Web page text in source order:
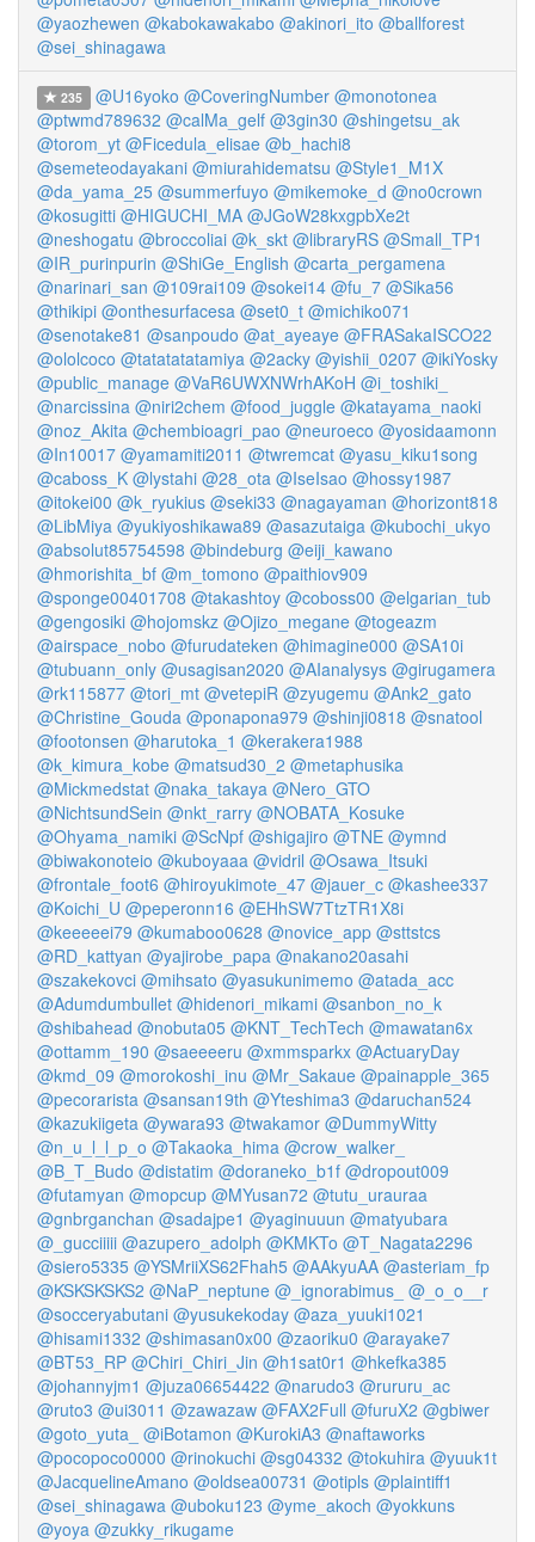
@yaozhewen @kabokawakabo @akinori_ito @ballforest
@sei_shinagawa
235 @U16yoko @CoveringNumber @monotonea
@ptwmd789632 @calMa_gelf @3gin30 @shingetsu_ak
@torom_yt @Ficedula_elisae @b_hachi8
@semeteodayakani @miurahidematsu @Style1_M1X
@da_yama_25 @summerfuyo @mikemoke_d @no0crown
@kosugitti @HIGUCHI_MA @JGoW28kxgpbXe2t
@neshogatu @broccoliai @k_skt @libraryRS @Small_TP1
@IR_purinpurin @ShiGe_English @carta_pergamena
@narinari_san @109rai109 @sokei14 @fu_7 @Sika56
@thikipi @onthesurfacesa @set0_t @michiko071
@senotake81 @sanpoudo @at_ayeaye @FRASakaISCO22
@ololcoco @tatatatatamiya @2acky @yishii_0207 @ikiYosky
@public_manage @VaR6UWXNWrhAKoH @i_toshiki_
@narcissina @niri2chem @food_juggle @katayama_naoki
@noz_Akita @chembioagri_pao @neuroeco @yosidaamonn
@In10017 @yamamiti2011 @twremcat @yasu_kiku1song
@caboss_K @lystahi @28_ota @IseIsao @hossy1987
@itokei00 @k_ryukius @seki33 @nagayaman @horizont818
@LibMiya @yukiyoshikawa89 @asazutaiga @kubochi_ukyo
@absolut85754598 @bindeburg @eiji_kawano
@hmorishita_bf @m_tomono @paithiov909
@sponge00401708 @takashtoy @coboss00 @elgarian_tub
@gengosiki @hojomskz @Ojizo_megane @togeazm
@airspace_nobo @furudateken @himagine000 @SA10i
@tubuann_only @usagisan2020 @AIanalysys @girugamera
@rk115877 @tori_mt @vetepiR @zyugemu @Ank2_gato
@Christine_Gouda @ponapona979 @shinji0818 @snatool
@footonsen @harutoka_1 @kerakera1988
@k_kimura_kobe @matsud30_2 @metaphusika
@Mickmedstat @naka_takaya @Nero_GTO
@NichtsundSein @nkt_rarry @NOBATA_Kosuke
@Ohyama_namiki @ScNpf @shigajiro @TNE @ymnd
@biwakonoteio @kuboyaaa @vidril @Osawa_Itsuki
@frontale_foot6 @hiroyukimote_47 @jauer_c @kashee337
@Koichi_U @peperonn16 @EHhSW7TtzTR1X8i
@keeeeei79 @kumaboo0628 @novice_app @sttstcs
@RD_kattyan @yajirobe_papa @nakano20asahi
@szakekovci @mihsato @yasukunimemo @atada_acc
@Adumdumbullet @hidenori_mikami @sanbon_no_k
@shibahead @nobuta05 @KNT_TechTech @mawatan6x
@ottamm_190 @saeeeeru @xmmsparkx @ActuaryDay
@kmd_09 @morokoshi_inu @Mr_Sakaue @painapple_365
@pecorarista @sansan19th @Yteshima3 @daruchan524
@kazukiigeta @ywara93 @twakamor @DummyWitty
@n_u_l_l_p_o @Takaoka_hima @crow_walker_
@B_T_Budo @distatim @doraneko_b1f @dropout009
@futamyan @mopcup @MYusan72 @tutu_urauraa
@gnbrganchan @sadajpe1 @yaginuuun @matyubara
@_gucciiiii @azupero_adolph @KMKTo @T_Nagata2296
@siero5335 @YSMriiXS62Fhah5 @AAkyuAA @asteriam_fp
@KSKSKSKS2 @NaP_neptune @_ignorabimus_ @_o_o__r
@socceryabutani @yusukekoday @aza_yuuki1021
@hisami1332 @shimasan0x00 @zaoriku0 @arayake7
@BT53_RP @Chiri_Chiri_Jin @h1sat0r1 @hkefka385
@johannyjm1 @juza06654422 @narudo3 @rururu_ac
@ruto3 @ui3011 @zawazaw @FAX2Full @furuX2 @gbiwer
@goto_yuta_ @iBotamon @KurokiA3 @naftaworks
@pocopoco0000 @rinokuchi @sg04332 @tokuhira @yuuk1t
@JacquelineAmano @oldsea00731 @otipls @plaintiff1
@sei_shinagawa @uboku123 @yme_akoch @yokkuns
@yoya @zukky_rikugame